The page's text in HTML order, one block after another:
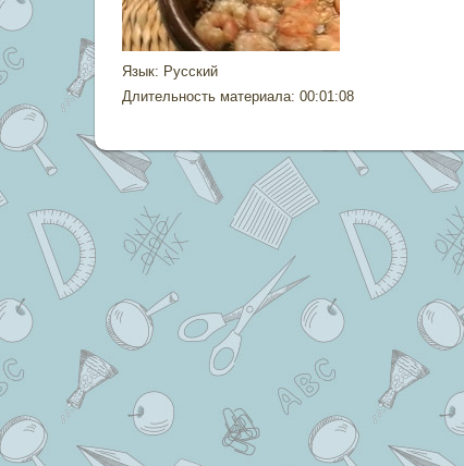
Язык: Русский
Длительность материала: 00:01:08